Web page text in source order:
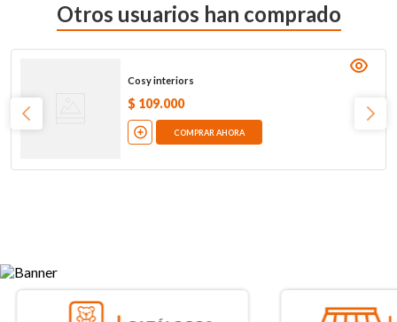
Otros usuarios han comprado
Cosy interiors
$ 109.000
COMPRAR AHORA